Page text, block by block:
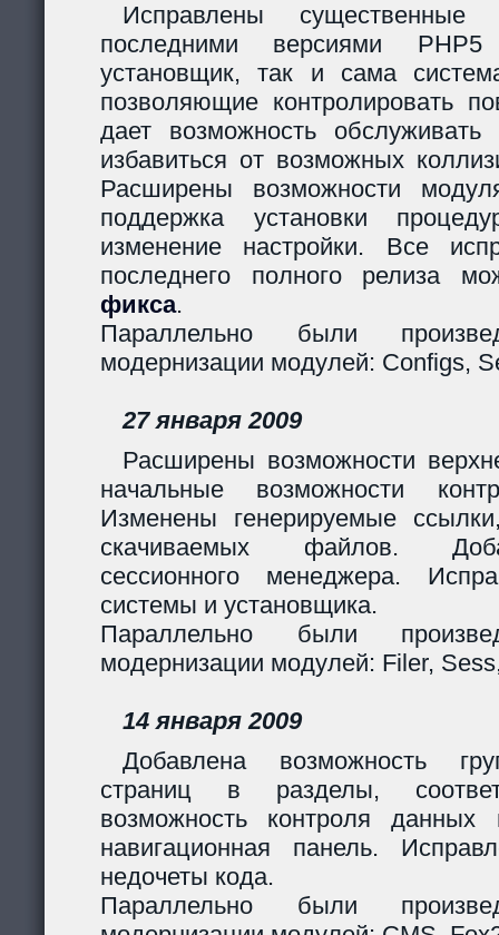
Исправлены существенные
последними версиями
установщик, так и сама
позволяющие контролировать
дает возможность
избавиться от возможных
Расширены возможности
поддержка установки
изменение настройки. Все
последнего полного релиза
фикса.
Параллельно были
модернизации модулей: Configs,
27 января 2009
Расширены возможности
начальные возможности
Изменены генерируемые
скачиваемых файлов.
сессионного менеджера.
системы и установщика.
Параллельно были
модернизации модулей: Filer,
14 января 2009
Добавлена возможность
страниц в разделы,
возможность контроля
навигационная панель.
недочеты кода.
Параллельно были